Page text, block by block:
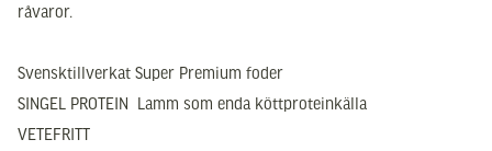
råvaror.
Svensktillverkat Super Premium foder
SINGEL PROTEIN  Lamm som enda köttproteinkälla
VETEFRITT